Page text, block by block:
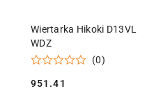
Wiertarka Hikoki D13VL
WDZ
(0)
Cena:
951.41
DODAJ DO KOSZYKA